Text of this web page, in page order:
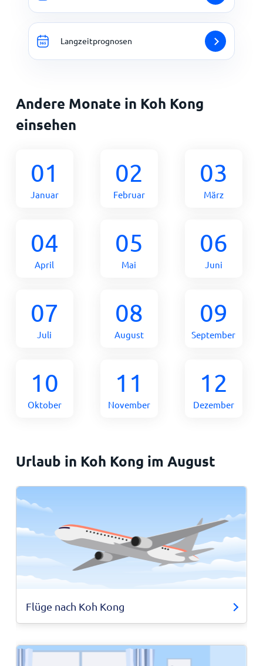
Langzeitprognosen
Andere Monate in Koh Kong
einsehen
01
Januar
02
Februar
03
März
04
April
05
Mai
06
Juni
07
Juli
08
August
09
September
10
Oktober
11
November
12
Dezember
Urlaub in Koh Kong im August
Flüge nach Koh Kong